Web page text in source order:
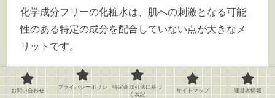
化学成分フリーの化粧水は、肌への刺激となる可能
性のある特定の成分を配合していない点が大きなメ
リットです。
毎日肌に触れるものだからこそ、肌への負担を少し
お問い合わせ
プライバシーポリシ
ー
特定商取引法に基づ
く表記
サイトマップ 運営者情報